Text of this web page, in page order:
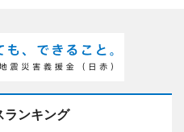
ランキング